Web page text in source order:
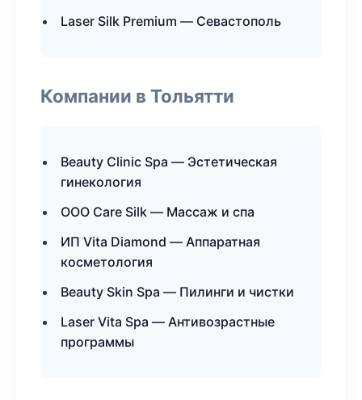
Laser Silk Premium — Севастополь
Компании в Тольятти
Beauty Clinic Spa — Эстетическая
гинекология
ООО Care Silk — Массаж и спа
ИП Vita Diamond — Аппаратная
косметология
Beauty Skin Spa — Пилинги и чистки
Laser Vita Spa — Антивозрастные
программы